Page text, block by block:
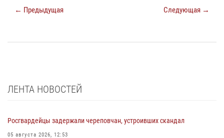
← Предыдущая Следующая →
ЛЕНТА НОВОСТЕЙ
Росгвардейцы задержали череповчан, устроивших скандал
05 августа 2026, 12:53